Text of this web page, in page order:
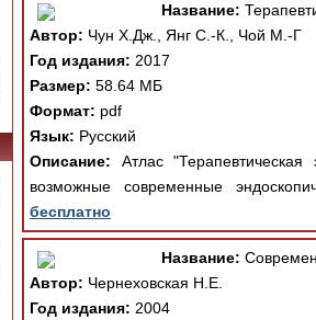
Название:
Автор: Чун Х.Дж., Янг С.-К., Чой М.-Г
Год издания: 2017
Размер: 58.64 МБ
Формат: pdf
Язык: Русский
Описание: Атлас
возможные современные
бесплатно
Название:
Автор: Чернеховская Н.Е.
Год издания: 2004